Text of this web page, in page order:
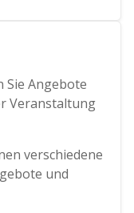
Angebote
Veranstaltung
verschiedene
und